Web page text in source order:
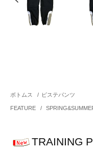
ボトムス / ピステパンツ
FEATURE /
TRAINING